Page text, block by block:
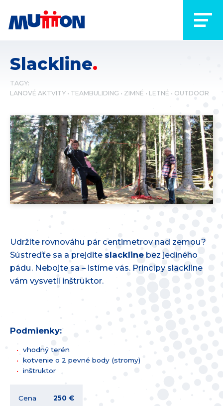
Slackline
TAGY:
LANOVÉ AKTVITY
TEAMBULIDING ZIMNÉ LETNÉ OUTDOOR
Udržíte rovnováhu pár centimetrov nad zemou?
Sústreďťe sa a prejdite slackline bez jediného
pádu. Nebojte sa – istíme vás. Princípy slackline
vám vysvetlí inštruktor.
Podmienky:
vhodný terén
kotvenie o 2 pevné body (stromy)
inštruktor
Cena 250 €